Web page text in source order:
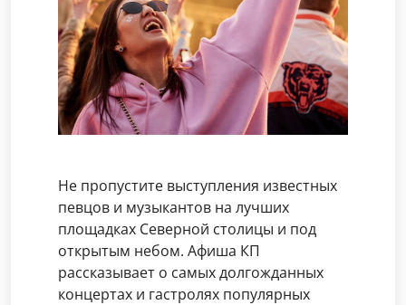
Не пропустите выступления известных
певцов и музыкантов на лучших
площадках Северной столицы и под
открытым небом. Афиша КП
рассказывает о самых долгожданных
концертах и гастролях популярных